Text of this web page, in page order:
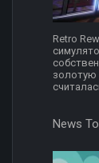
Retro
золотую
News